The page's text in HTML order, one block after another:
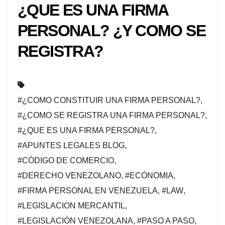
¿QUE ES UNA FIRMA
PERSONAL? ¿Y COMO SE
REGISTRA?
#¿COMO CONSTITUIR UNA FIRMA PERSONAL?,
#¿COMO SE REGISTRA UNA FIRMA PERSONAL?,
#¿QUE ES UNA FIRMA PERSONAL?,
#APUNTES LEGALES BLOG,
#CÓDIGO DE COMERCIO,
#DERECHO VENEZOLANO, #ECÓNOMIA,
#FIRMA PERSONAL EN VENEZUELA, #LAW,
#LEGISLACION MERCANTIL,
#LEGISLACIÓN VENEZOLANA, #PASO A PASO,